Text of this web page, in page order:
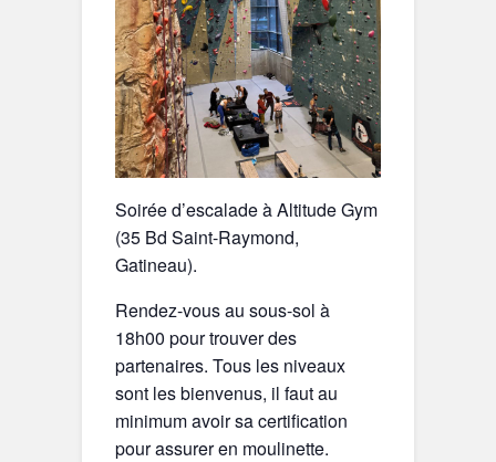
Soirée d’escalade à Altitude Gym
(35 Bd Saint-Raymond,
Gatineau).
Rendez-vous au sous-sol à
18h00 pour trouver des
partenaires. Tous les niveaux
sont les bienvenus, il faut au
minimum avoir sa certification
pour assurer en moulinette.